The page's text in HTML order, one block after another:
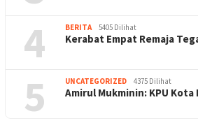
4 BERITA 5405 Dilihat
Kerabat Empat Remaja
5 UNCATEGORIZED 4375 Dilihat
Amirul Mukminin: KPU